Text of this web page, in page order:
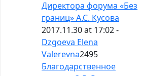
Директора форума «Без
границ» А.С. Кусова
2017.11.30 at 17:02 -
Dzgoeva Elena
Valerevna2495
Благодарственное